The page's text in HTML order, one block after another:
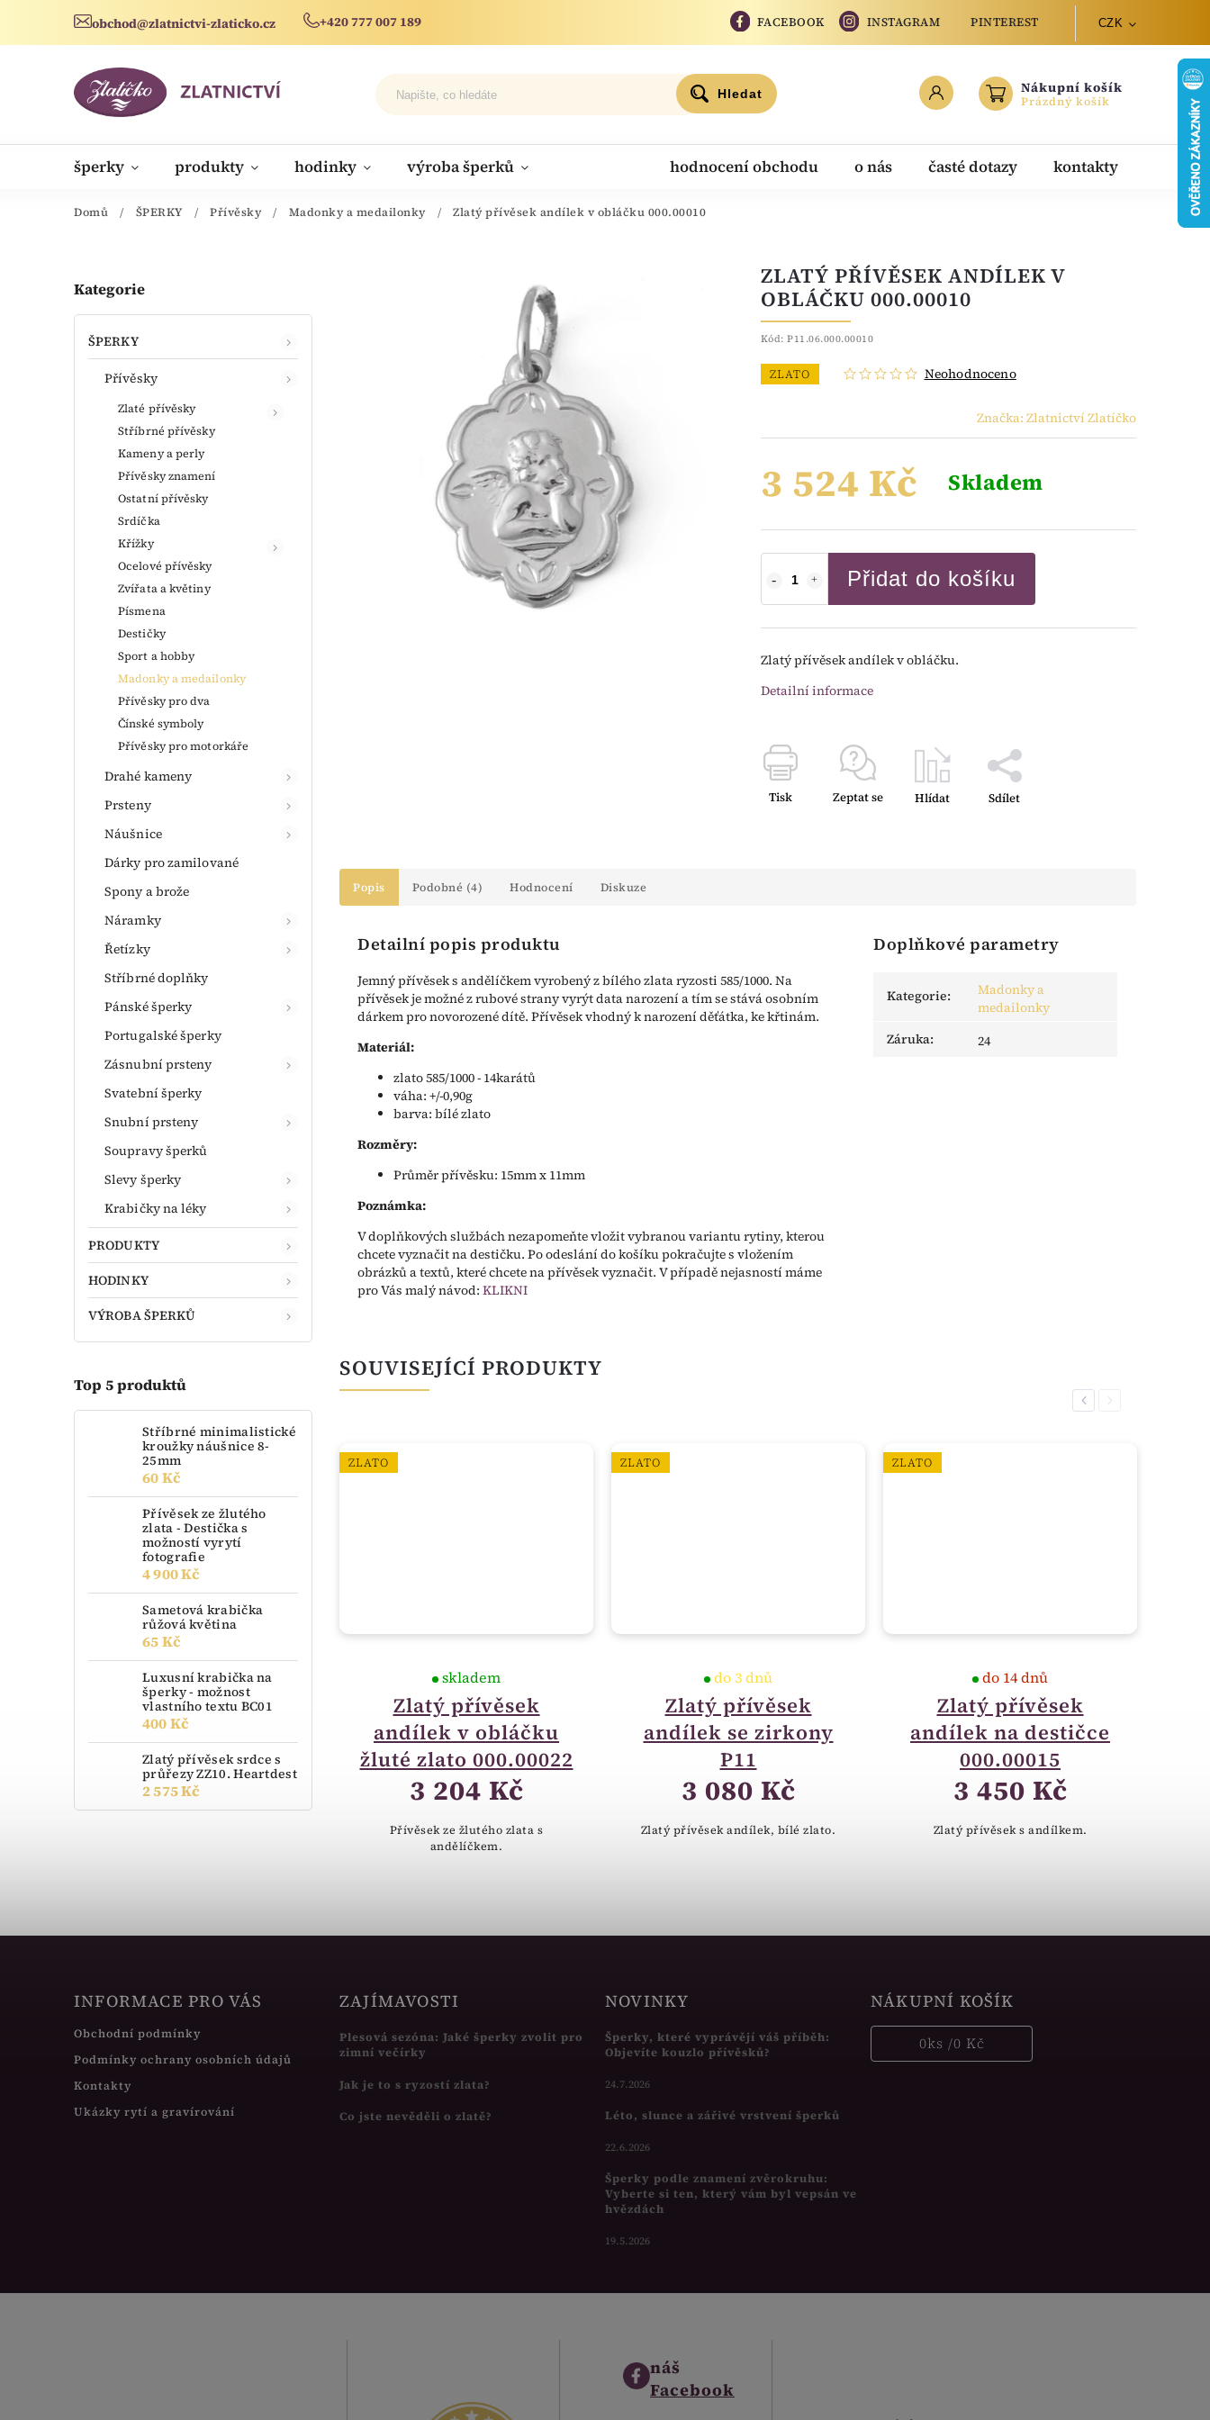
obchod@zlatnictvi-zlaticko.cz +420 777 007 189 FACEBOOK INSTAGRAM PINTEREST CZK
Hledat Nákupní košík
Prázdný košík
šperky produkty hodinky výroba šperků hodnocení obchodu o nás časté dotazy kontakty
novinky
Domů / ŠPERKY / Přívěsky / Madonky a medailonky / Zlatý přívěsek andílek v obláčku 000.00010
Kategorie
ŠPERKY
Přívěsky
Zlaté přívěsky
Stříbrné přívěsky
Kameny a perly
Přívěsky znamení
Ostatní přívěsky
Srdíčka
Křížky
Ocelové přívěsky
Zvířata a květiny
Písmena
Destičky
Sport a hobby
Madonky a medailonky
Přívěsky pro dva
Čínské symboly
Přívěsky pro motorkáře
Drahé kameny
Prsteny
Náušnice
Dárky pro zamilované
Spony a brože
Náramky
Řetízky
Stříbrné doplňky
Pánské šperky
Portugalské šperky
Zásnubní prsteny
Svatební šperky
Snubní prsteny
Soupravy šperků
Slevy šperky
Krabičky na léky
PRODUKTY
HODINKY
VÝROBA ŠPERKŮ
Top 5 produktů
Stříbrné minimalistické
kroužky náušnice 8-
25mm
60 Kč
Přívěsek ze žlutého
zlata - Destička s
možností vyrytí
fotografie
4 900 Kč
Sametová krabička
růžová květina
65 Kč
Luxusní krabička na
šperky - možnost
vlastního textu BC01
400 Kč
Zlatý přívěsek srdce s
průřezy ZZ10. Heartdest
2 575 Kč
ZLATÝ PŘÍVĚSEK ANDÍLEK V
OBLÁČKU 000.00010
Kód: P11.06.000.00010
ZLATO Neohodnoceno
Značka: Zlatnictví Zlatíčko
3 524 Kč Skladem
Přidat do košíku
Zlatý přívěsek andílek v obláčku.
Detailní informace
Tisk Zeptat se Hlídat Sdílet
Popis Podobné (4) Hodnocení Diskuze
Detailní popis produktu
Jemný přívěsek s andělíčkem vyrobený z bílého zlata ryzosti 585/1000. Na
přívěsek je možné z rubové strany vyrýt data narození a tím se stává osobním
dárkem pro novorozené dítě. Přívěsek vhodný k narození děťátka, ke křtinám.
Materiál:
zlato 585/1000 - 14karátů
váha: +/-0,90g
barva: bílé zlato
Rozměry:
Průměr přívěsku: 15mm x 11mm
Poznámka:
V doplňkových službách nezapomeňte vložit vybranou variantu rytiny, kterou
chcete vyznačit na destičku. Po odeslání do košíku pokračujte s vložením
obrázků a textů, které chcete na přívěsek vyznačit. V případě nejasností máme
pro Vás malý návod: KLIKNI
Doplňkové parametry
Kategorie:
Madonky a
medailonky
Záruka: 24
SOUVISEJÍCÍ PRODUKTY
Previous
Luxusní krabička na
šperky - možnost
vlastního textu BC01
do 14 dnů
400 Kč
ZLATO
Zlatý přívěsek
andílek v obláčku
žluté zlato 000.00022
skladem
3 204 Kč
Přívěsek ze žlutého zlata s
andělíčkem.
ZLATO
Zlatý přívěsek
andílek se zirkony
P11
do 3 dnů
3 080 Kč
Zlatý přívěsek andílek, bílé zlato.
ZLATO
Zlatý přívěsek
andílek na destičce
000.00015
do 14 dnů
3 450 Kč
Zlatý přívěsek s andílkem.
Next
INFORMACE PRO VÁS
Obchodní podmínky
Podmínky ochrany osobních údajů
Kontakty
Ukázky rytí a gravírování
ZAJÍMAVOSTI
Plesová sezóna: Jaké šperky zvolit pro
zimní večírky
Jak je to s ryzostí zlata?
Co jste nevěděli o zlatě?
NOVINKY
Šperky, které vyprávějí váš příběh:
Objevíte kouzlo přívěsků?
24.7.2026
Léto, slunce a zářivé vrstvení šperků
22.6.2026
Šperky podle znamení zvěrokruhu:
Vyberte si ten, který vám byl vepsán ve
hvězdách
19.5.2026
NÁKUPNÍ KOŠÍK
0ks /0 Kč
náš
Facebook